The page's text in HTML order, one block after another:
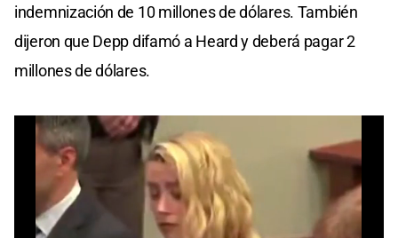
indemnización de 10 millones de dólares. También
dijeron que Depp difamó a Heard y deberá pagar 2
millones de dólares.